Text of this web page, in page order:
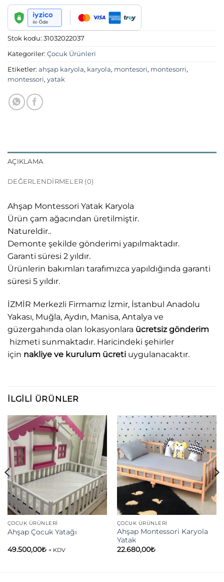
Stok kodu: 31032022037
Kategoriler: Çocuk Ürünleri
Etiketler: ahşap karyola, karyola, montesori, montesorri,
montessori, yatak
AÇIKLAMA
DEĞERLENDIRMELER (0)
Ahşap Montessori Yatak Karyola
Ürün çam ağacından üretilmiştir.
Natureldir..
Demonte şekilde gönderimi yapılmaktadır.
Garanti süresi 2 yıldır.
Ürünlerin bakımları tarafımızca yapıldığında garanti
süresi 5 yıldır.
İZMİR Merkezli Firmamız İzmir, İstanbul Anadolu
Yakası, Muğla, Aydın, Manisa, Antalya ve
güzergahında olan lokasyonlara ücretsiz gönderim
hizmeti sunmaktadır. Haricindeki şehirler
için nakliye ve kurulum ücreti uygulanacaktır.
İLGILI ÜRÜNLER
Add to
wishlist
ÇOCUK ÜRÜNLERI
Ahşap Çocuk Yatağı
49.500,00₺ + KDV
Add to
wishlist
ÇOCUK ÜRÜNLERI
Ahşap Montessori Karyola
Yatak
22.680,00₺